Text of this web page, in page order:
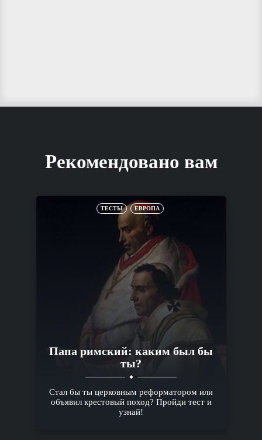
Рекомендовано вам
ТЕСТЫ ЕВРОПА
Папа римский: каким был бы
ты?
Стал бы ты церковным реформатором или
объявил крестовый поход? Пройди тест и
узнай!